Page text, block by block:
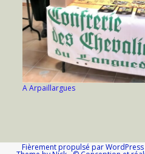
A Arpaillargues
Fièrement propulsé par